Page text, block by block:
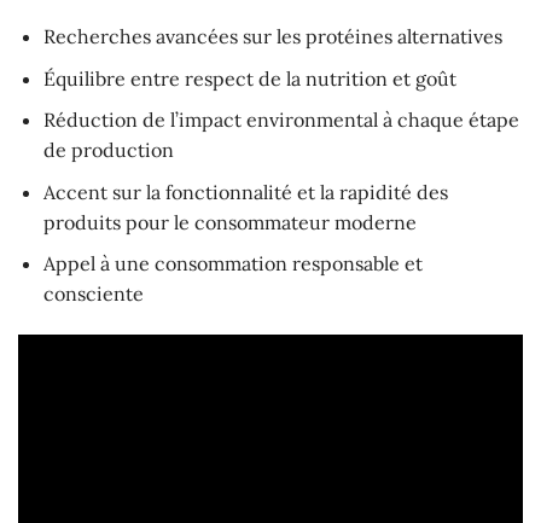
Recherches avancées sur les protéines alternatives
Équilibre entre respect de la nutrition et goût
Réduction de l’impact environmental à chaque étape
de production
Accent sur la fonctionnalité et la rapidité des
produits pour le consommateur moderne
Appel à une consommation responsable et
consciente